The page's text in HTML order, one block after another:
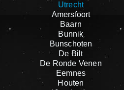
Utrecht
Amersfoort
Baarn
Bunnik
Bunschoten
De Bilt
De Ronde Venen
Eemnes
Houten